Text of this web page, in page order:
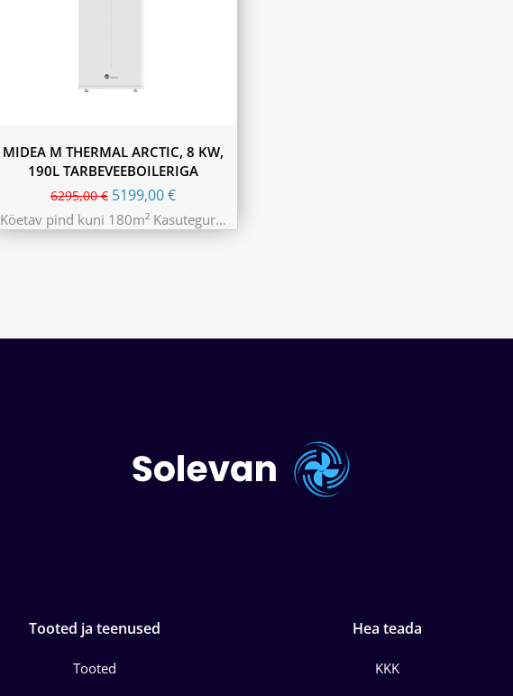
MIDEA M THERMAL ARCTIC, 8 KW,
190L TARBEVEEBOILERIGA
6295,00€ 5199,00€
Köetav pind kuni 180m² Kasutegur…
Tooted ja teenused
Tooted
Hea teada
KKK